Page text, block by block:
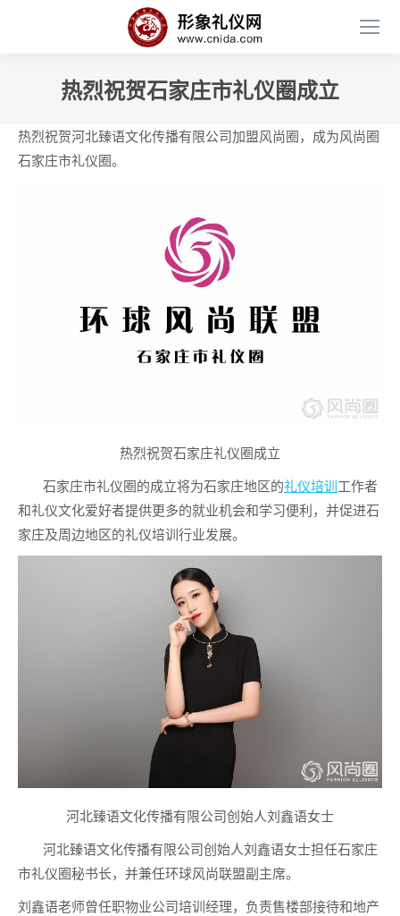
热烈祝贺石家庄市礼仪圈成立
热烈祝贺河北臻语文化传播有限公司加盟风尚圈，成为风尚圈
石家庄市礼仪圈。
热烈祝贺石家庄礼仪圈成立
石家庄市礼仪圈的成立将为石家庄地区的礼仪培训工作者
和礼仪文化爱好者提供更多的就业机会和学习便利，并促进石
家庄及周边地区的礼仪培训行业发展。
河北臻语文化传播有限公司创始人刘鑫语女士
河北臻语文化传播有限公司创始人刘鑫语女士担任石家庄
市礼仪圈秘书长，并兼任环球风尚联盟副主席。
刘鑫语老师曾任职物业公司培训经理，负责售楼部接待和地产